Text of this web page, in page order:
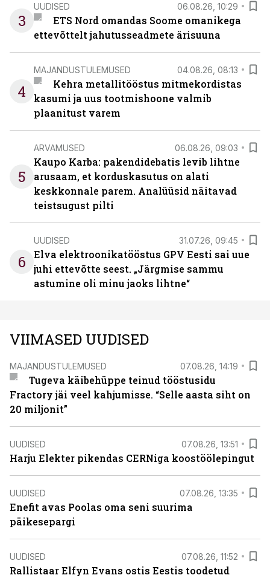
3
UUDISED 06.08.26, 10:29
ETS Nord omandas Soome omanikega
ettevõttelt jahutusseadmete ärisuuna
4
MAJANDUSTULEMUSED 04.08.26, 08:13
Kehra metallitööstus mitmekordistas
kasumi ja uus tootmishoone valmib
plaanitust varem
5
ARVAMUSED 06.08.26, 09:03
Kaupo Karba: pakendidebatis levib lihtne
arusaam, et korduskasutus on alati
keskkonnale parem. Analüüsid näitavad
teistsugust pilti
6
UUDISED 31.07.26, 09:45
Elva elektroonikatööstus GPV Eesti sai uue
juhi ettevõtte seest. „Järgmise sammu
astumine oli minu jaoks lihtne“
VIIMASED UUDISED
MAJANDUSTULEMUSED 07.08.26, 14:19
Tugeva käibehüppe teinud tööstusidu
Fractory jäi veel kahjumisse. “Selle aasta siht on
20 miljonit”
UUDISED 07.08.26, 13:51
Harju Elekter pikendas CERNiga koostöölepingut
UUDISED 07.08.26, 13:35
Enefit avas Poolas oma seni suurima
päikesepargi
UUDISED 07.08.26, 11:52
Rallistaar Elfyn Evans ostis Eestis toodetud